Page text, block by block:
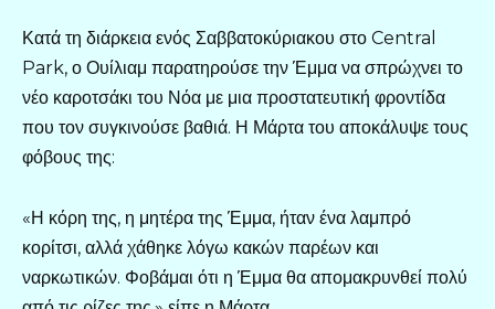
Κατά τη διάρκεια ενός Σαββατοκύριακου στο Central
Park, ο Ουίλιαμ παρατηρούσε την Έμμα να σπρώχνει το
νέο καροτσάκι του Νόα με μια προστατευτική φροντίδα
που τον συγκινούσε βαθιά. Η Μάρτα του αποκάλυψε τους
φόβους της:
«Η κόρη της, η μητέρα της Έμμα, ήταν ένα λαμπρό
κορίτσι, αλλά χάθηκε λόγω κακών παρέων και
ναρκωτικών. Φοβάμαι ότι η Έμμα θα απομακρυνθεί πολύ